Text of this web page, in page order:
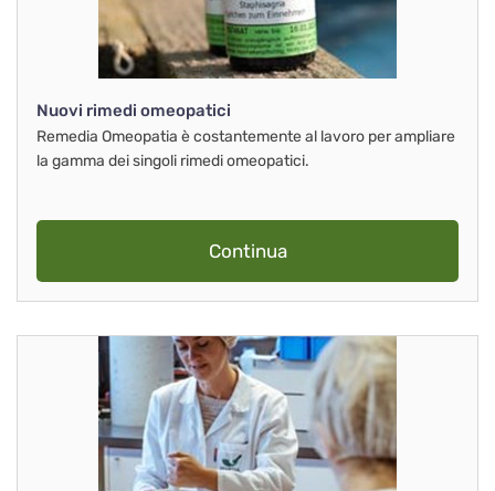
Nuovi rimedi omeopatici
Remedia Omeopatia è costantemente al lavoro per ampliare
la gamma dei singoli rimedi omeopatici.
Continua